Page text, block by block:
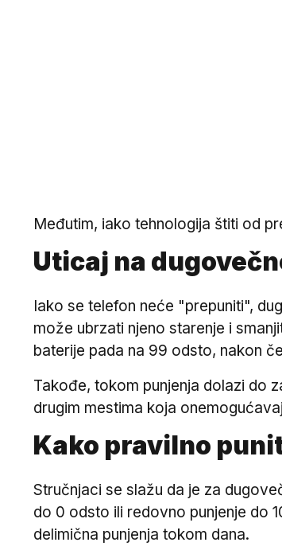
Međutim, iako tehnologija štiti od
Uticaj na
Iako se telefon neće "prepuniti",
može ubrzati njeno starenje i
baterije pada na 99 odsto, nakon
Takođe, tokom punjenja dolazi do
drugim mestima koja
Kako pravilno
Stručnjaci se slažu da je za
do 0 odsto ili redovno punjenje do
delimična punjenja tokom dana.